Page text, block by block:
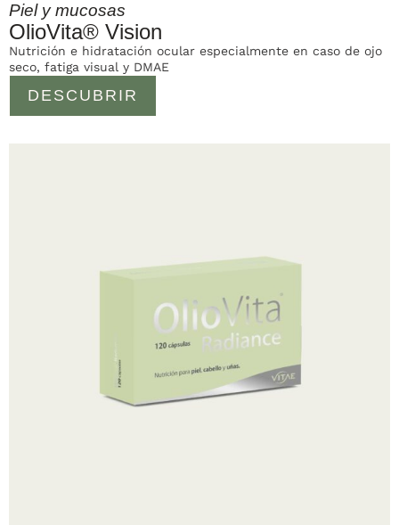
Piel y mucosas
OlioVita® Vision
DESCUBRIR
Nutrición e hidratación ocular especialmente en caso de ojo
seco, fatiga visual y DMAE